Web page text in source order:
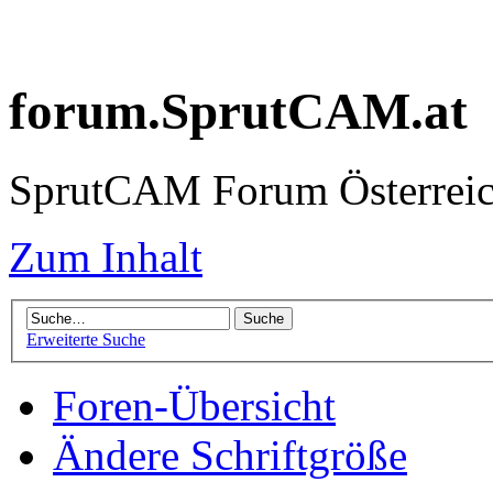
forum.SprutCAM.at
SprutCAM Forum
Zum Inhalt
Erweiterte Suche
Foren-Übersicht
Ändere Schriftgröße